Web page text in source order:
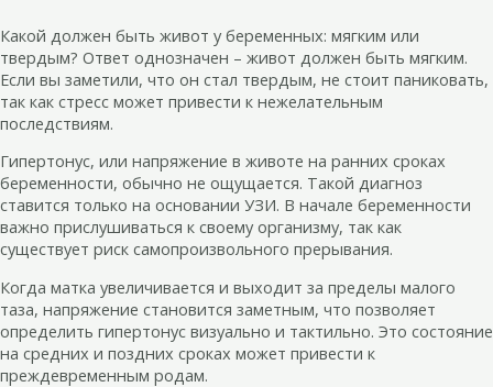
Какой должен быть живот у беременных: мягким или
твердым? Ответ однозначен – живот должен быть мягким.
Если вы заметили, что он стал твердым, не стоит паниковать,
так как стресс может привести к нежелательным
последствиям.
Гипертонус, или напряжение в животе на ранних сроках
беременности, обычно не ощущается. Такой диагноз
ставится только на основании УЗИ. В начале беременности
важно прислушиваться к своему организму, так как
существует риск самопроизвольного прерывания.
Когда матка увеличивается и выходит за пределы малого
таза, напряжение становится заметным, что позволяет
определить гипертонус визуально и тактильно. Это состояние
на средних и поздних сроках может привести к
преждевременным родам.